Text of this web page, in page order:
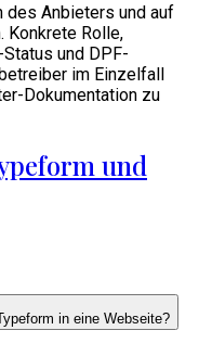
des Anbieters und auf
Konkrete Rolle,
und DPF-
im Einzelfall
Dokumentation zu
und
in eine Webseite?